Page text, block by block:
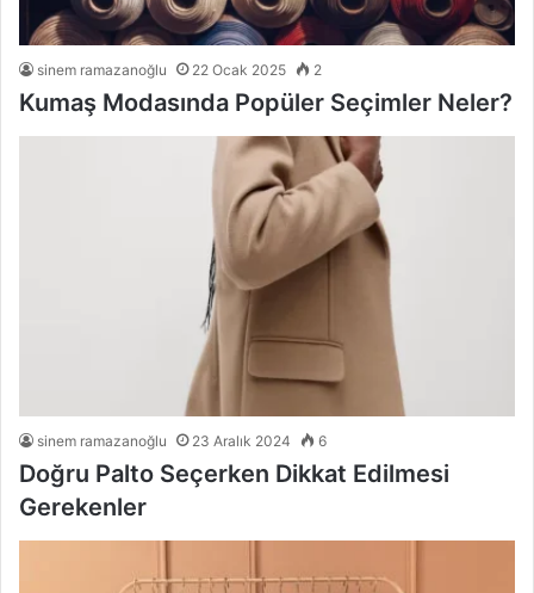
sinem ramazanoğlu 22 Ocak 2025 2
Kumaş Modasında Popüler Seçimler Neler?
sinem ramazanoğlu 23 Aralık 2024 6
Doğru Palto Seçerken Dikkat Edilmesi
Gerekenler